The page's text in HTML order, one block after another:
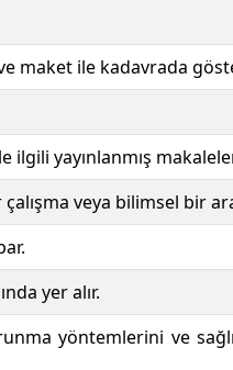
maket ile kadavrada
yayınlanmış
veya bilimsel bir
yer alır.
yöntemlerini ve